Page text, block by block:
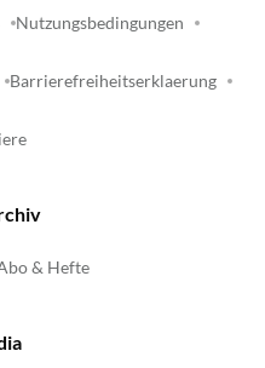
Nutzungsbedingungen
Barrierefreiheitserklaerung
& Hefte